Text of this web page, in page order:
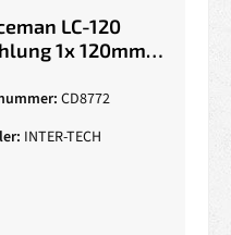
LC-120
1x 120mm
CD8772
INTER-TECH